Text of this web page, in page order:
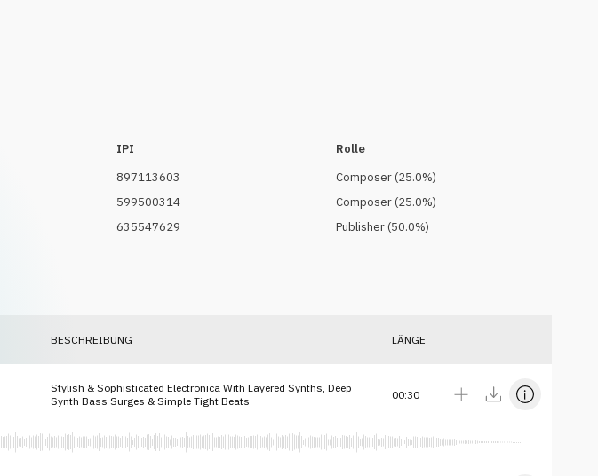
IPI
Rolle
897113603 Composer(25.0%)
599500314 Composer(25.0%)
635547629 Publisher(50.0%)
BESCHREIBUNG LÄNGE
Stylish & Sophisticated Electronica With Layered Synths, Deep
Synth Bass Surges & Simple Tight Beats
00:30